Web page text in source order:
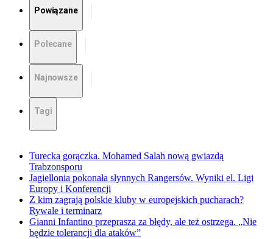
Powiązane
Polecane
Najnowsze
Tagi
Turecka gorączka. Mohamed Salah nową gwiazdą
Trabzonsporu
Jagiellonia pokonała słynnych Rangersów. Wyniki el. Ligi
Europy i Konferencji
Z kim zagrają polskie kluby w europejskich pucharach?
Rywale i terminarz
Gianni Infantino przeprasza za błędy, ale też ostrzega. „Nie
będzie tolerancji dla ataków”